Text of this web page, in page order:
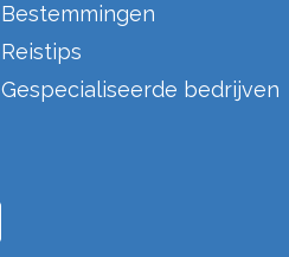
Bestemmingen
Reistips
Gespecialiseerde bedrijven